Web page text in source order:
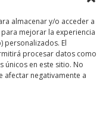
almacenar y/o acceder a
mejorar la experiencia
personalizados. El
procesar datos como
únicos en este sitio. No
afectar negativamente a